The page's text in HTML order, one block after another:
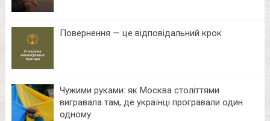
Повернення — це відповідальний крок
Чужими руками: як Москва століттями
вигравала там, де українці програвали один
одному